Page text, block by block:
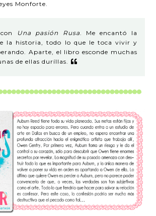
Monforte.
Una pasión Rusa . Me encantó la
la historia, todo lo que le toca vivir y
Aparte, el libro esconde muchas
de ellas duríllas.